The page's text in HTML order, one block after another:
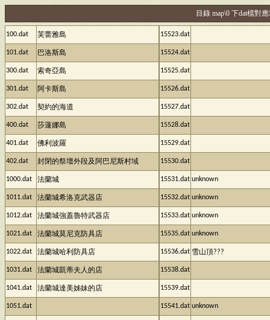
目錄 map\0 下dat檔對
100.dat 芙蕾雅島
101.dat 巴洛斯島
300.dat 索奇亞島
301.dat 阿卡斯島
302.dat 契約的海道
400.dat 莎蓮娜島
401.dat 佛利波羅
402.dat 封閉的祭壇外段及阿巴尼斯村域
1000.dat 法蘭城
1011.dat 法蘭城希洛克武器店
1012.dat 法蘭城強蓋魯特武器店
1021.dat 法蘭城莫尼克防具店
1022.dat 法蘭城哈利防具店
1031.dat 法蘭城凱蒂夫人的店
1041.dat 法蘭城達美姊妹的店
1051.dat
15523.dat
15524.dat
15525.dat
15526.dat
15527.dat
15528.dat
15529.dat
15530.dat
15531.dat unknown
15532.dat unknown
15533.dat unknown
15535.dat unknown
15536.dat 雪山頂???
15538.dat
15539.dat
15541.dat unknown